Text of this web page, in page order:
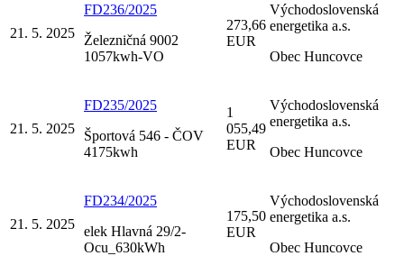
21. 5. 2025
FD236/2025
Železničná 9002
1057kwh-VO
273,66
EUR
Východoslovenská
energetika a.s.
Obec Huncovce
21. 5. 2025
FD235/2025
Športová 546 - ČOV
4175kwh
1
055,49
EUR
Východoslovenská
energetika a.s.
Obec Huncovce
21. 5. 2025
FD234/2025
elek Hlavná 29/2-
Ocu_630kWh
175,50
EUR
Východoslovenská
energetika a.s.
Obec Huncovce